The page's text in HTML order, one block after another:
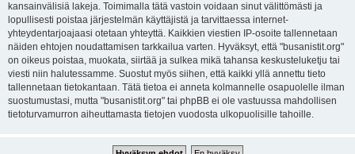
kansainvälisiä lakeja. Toimimalla tätä vastoin voidaan sinut välittömästi ja
lopullisesti poistaa järjestelmän käyttäjistä ja tarvittaessa internet-
yhteydentarjoajaasi otetaan yhteyttä. Kaikkien viestien IP-osoite tallennetaan
näiden ehtojen noudattamisen tarkkailua varten. Hyväksyt, että "busanistit.org"
on oikeus poistaa, muokata, siirtää ja sulkea mikä tahansa keskusteluketju tai
viesti niin halutessamme. Suostut myös siihen, että kaikki yllä annettu tieto
tallennetaan tietokantaan. Tätä tietoa ei anneta kolmannelle osapuolelle ilman
suostumustasi, mutta "busanistit.org" tai phpBB ei ole vastuussa mahdollisen
tietoturvamurron aiheuttamasta tietojen vuodosta ulkopuolisille tahoille.